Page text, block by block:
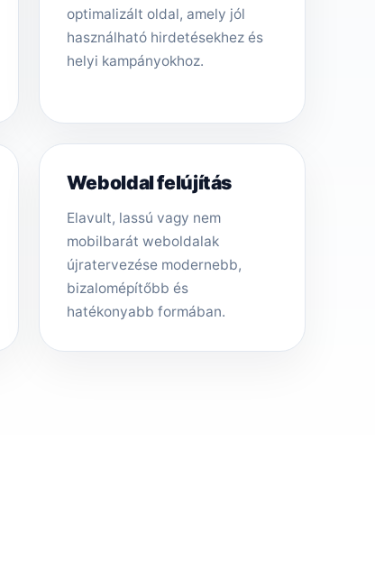
optimalizált oldal, amely jól
használható hirdetésekhez és
helyi kampányokhoz.
Weboldal felújítás
Elavult, lassú vagy nem
mobilbarát weboldalak
újratervezése modernebb,
bizalomépítőbb és
hatékonyabb formában.